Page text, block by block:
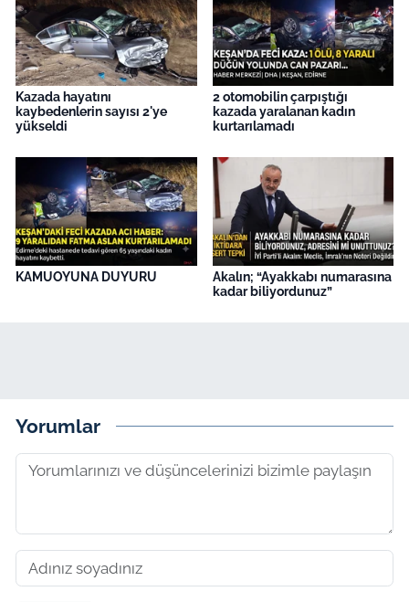
Kazada hayatını
kaybedenlerin sayısı 2'ye
yükseldi
2 otomobilin çarpıştığı
kazada yaralanan kadın
kurtarılamadı
KAMUOYUNA DUYURU
Akalın; “Ayakkabı numarasına
kadar biliyordunuz”
Yorumlar